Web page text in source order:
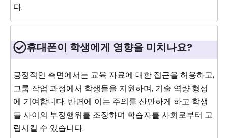
다.
휴대폰이 학생에게 영향을 미치나요?
긍정적인 측면에서는 교육 자료에 대한 접근을 허용하고,
그룹 작업 과정에서 학생들을 지원하며, 기술 역량 형성
에 기여합니다. 반면에 이는 주의를 산만하게 하고 학생
들 사이의 부정행위를 조장하며 학습자를 사회로부터 고
립시킬 수 있습니다.